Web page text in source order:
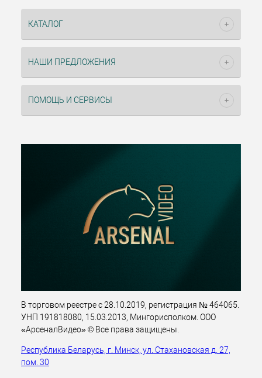
КАТАЛОГ
НАШИ ПРЕДЛОЖЕНИЯ
ПОМОЩЬ И СЕРВИСЫ
В торговом реестре с 28.10.2019, регистрация № 464065.
УНП 191818080, 15.03.2013, Мингорисполком. ООО
«АрсеналВидео» © Все права защищены.
Республика Беларусь, г. Минск, ул. Стахановская д. 27,
пом. 30